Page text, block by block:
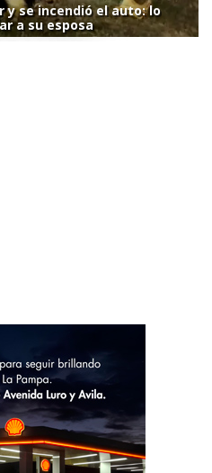
y se incendió el auto: lo
a su esposa